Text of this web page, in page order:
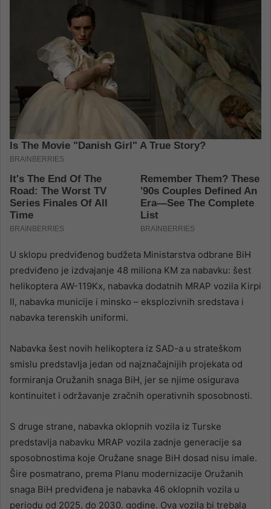
U sklopu predviđenog budžeta Ministarstva odbrane BiH
predviđeno je izdvajanje 48 miliona KM za nabavku: šest
helikoptera AW-119Kx, nabavka dodatnih MRAP vozila Kirpi
II, nabavka municije i minsko – eksplozivnih sredstava i
nabavka terenskih uniformi.
Nabavka šest novih helikoptera iz SAD-a u strateškom
smislu predstavlja jedan od najznačajnijih projekata od
formiranja Oružanih snaga BiH, jer se njime osigurava
kontinuitet i održavanje zračnih operativnih sposobnosti.
S druge strane, nabavka oklopnih vozila iz Turske
predstavlja nabavku MRAP vozila zadnje generacije sa
sposobnostima koje Oružane snage BiH dosad nisu imale.
Šire posmatrano, prema Planu modernizacije Oružanih
snaga BiH predviđena je nabavka 46 oklopnih vozila u
periodu od 2025. do 2030. godine. Ova vozila bi trebala